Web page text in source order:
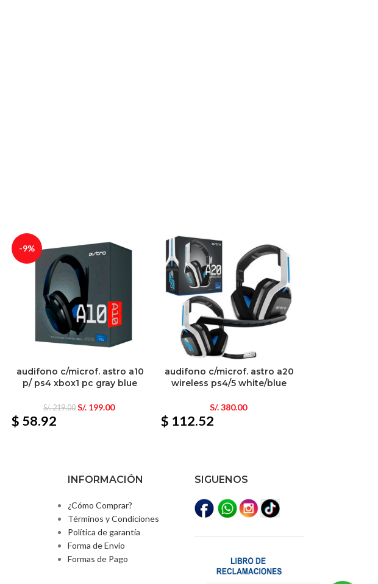
-9%
audifono c/microf. astro a10
p/ ps4 xbox1 pc gray blue
S/.219.00 S/. 199.00
$ 58.92
audifono c/microf. astro a20
wireless ps4/5 white/blue
S/.380.00
$ 112.52
INFORMACIÓN
¿Cómo Comprar?
Términos y Condiciones
Política de garantía
Forma de Envío
Formas de Pago
SIGUENOS